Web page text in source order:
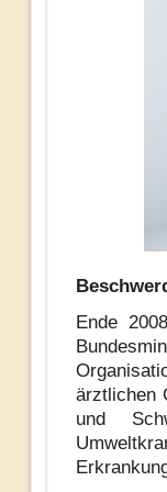
Ende
ärztlichen
und